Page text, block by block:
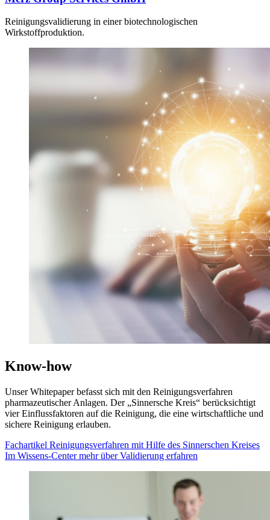
Reinigungsvalidierung in einer biotechnologischen
Wirkstoffproduktion.
Know-how
Unser Whitepaper befasst sich mit den Reinigungsverfahren
pharmazeutischer Anlagen. Der „Sinnersche Kreis“ berücksichtigt
vier Einflussfaktoren auf die Reinigung, die eine wirtschaftliche und
sichere Reinigung erlauben.
Fachartikel Reinigungsverfahren mit Hilfe des Sinnerschen Kreises
Im Wissens-Center mehr über Validierung erfahren